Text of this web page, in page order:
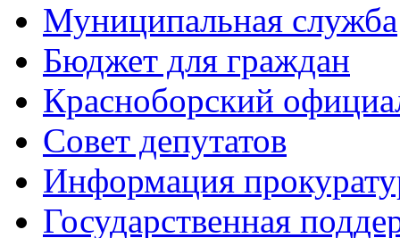
Муниципальная служба
Бюджет для граждан
Красноборский
Совет депутатов
Информация
Государственная